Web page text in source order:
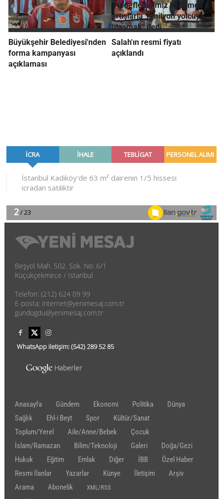
"Hedeflediğimiz kademeli
artışlarla 1 milyon yolcuya
ulaşmak" dedi
Büyükşehir Belediyesi'nden
forma kampanyası
açıklaması
Salah'ın resmi fiyatı
açıklandı
Beşyol Mah. 502. Sok. No: 6/1
Küçükçekmece / İstanbul
Telefon: (212) 624 09 99
E-posta: internet@yenimesaj.com.tr
gundogdu@yenimesaj.com.tr
WhatsApp iletişim:(542)289 52 85
Anasayfa Gündem Ekonomi Politika
Dünya
Sağlık
Ehl-i Beyt Spor
Kültür/Sanat
Toplum/Yerel
Aile/Anne/Bebek
Çocuk
İslam/Ramazan
Bilim/Teknoloji Galeri
Doğa/Gezi
Hukuk
Eğitim Emlak Diğer İBB
Özel Haber
Resmi İlanlar
Yazarlar Künye İletişim
Arşiv
Arama
Abonelik
XML/RSS